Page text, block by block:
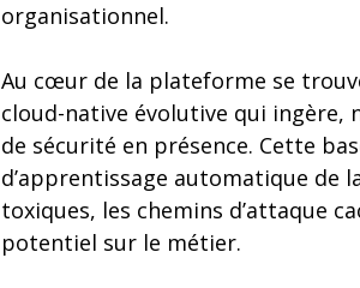
organisationnel.
Au cœur de la plateforme se
cloud-native évolutive qui ingère,
de sécurité en présence. Cette
d’apprentissage automatique de
toxiques, les chemins d’attaque
potentiel sur le métier.